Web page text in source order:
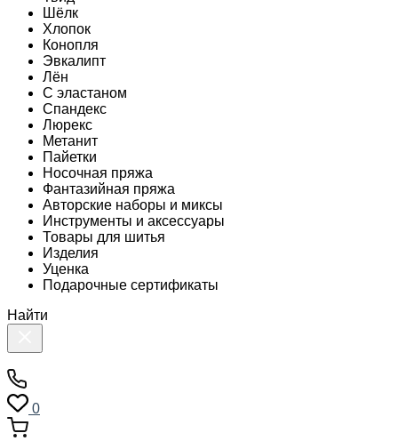
Шёлк
Хлопок
Конопля
Эвкалипт
Лён
C эластаном
Спандекс
Люрекс
Метанит
Пайетки
Носочная пряжа
Фантазийная пряжа
Авторские наборы и миксы
Инструменты и аксессуары
Товары для шитья
Изделия
Уценка
Подарочные сертификаты
Найти
0